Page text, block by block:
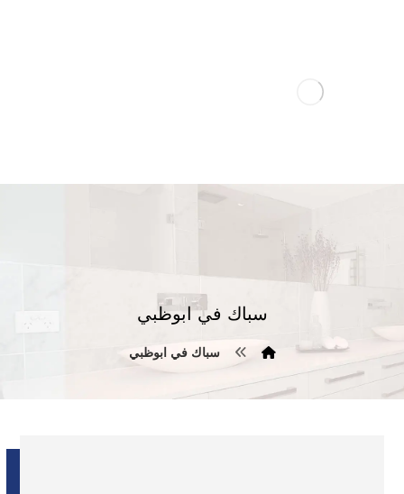
سباك في ابوظبي
سباك في ابوظبي